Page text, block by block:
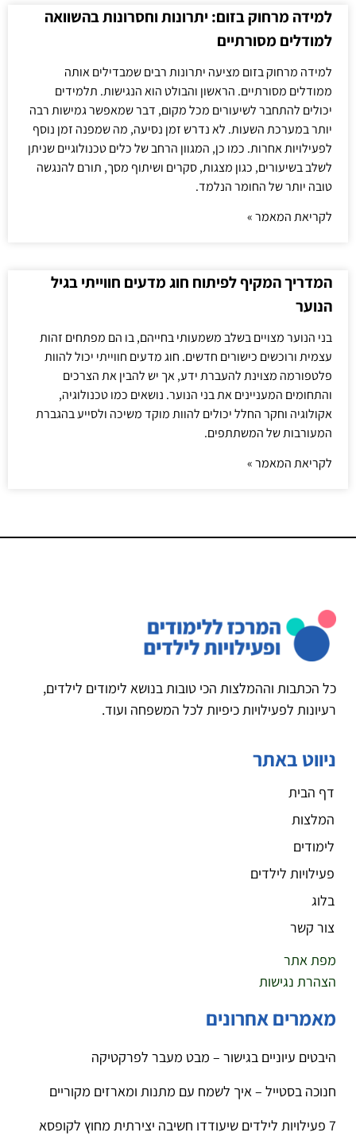
למידה מרחוק בזום: יתרונות וחסרונות בהשוואה
למודלים מסורתיים
למידה מרחוק בזום מציעה יתרונות רבים שמבדילים אותה
ממודלים מסורתיים. הראשון והבולט הוא הנגישות. תלמידים
יכולים להתחבר לשיעורים מכל מקום, דבר שמאפשר גמישות רבה
יותר במערכת השעות. לא נדרש זמן נסיעה, מה שמפנה זמן נוסף
לפעילויות אחרות. כמו כן, המגוון הרחב של כלים טכנולוגיים שניתן
לשלב בשיעורים, כגון מצגות, סקרים ושיתוף מסך, תורם להנגשה
טובה יותר של החומר הנלמד.
לקריאת המאמר »
המדריך המקיף לפיתוח חוג מדעים חווייתי בגיל
הנוער
בני הנוער מצויים בשלב משמעותי בחייהם, בו הם מפתחים זהות
עצמית ורוכשים כישורים חדשים. חוג מדעים חווייתי יכול להוות
פלטפורמה מצוינת להעברת ידע, אך יש להבין את הצרכים
והתחומים המעניינים את בני הנוער. נושאים כמו טכנולוגיה,
אקולוגיה וחקר החלל יכולים להוות מוקד משיכה ולסייע בהגברת
המעורבות של המשתתפים.
לקריאת המאמר »
כל הכתבות וההמלצות הכי טובות בנושא לימודים לילדים,
רעיונות לפעילויות כיפיות לכל המשפחה ועוד.
ניווט באתר
דף הבית
המלצות
לימודים
פעילויות לילדים
בלוג
צור קשר
מפת אתר
הצהרת נגישות
מאמרים אחרונים
היבטים עיוניים בגישור – מבט מעבר לפרקטיקה
חנוכה בסטייל – איך לשמח עם מתנות ומארזים מקוריים
7 פעילויות לילדים שיעודדו חשיבה יצירתית מחוץ לקופסא